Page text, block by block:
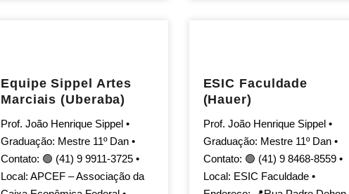
Equipe Sippel Artes
Marciais (Uberaba)
Prof. João Henrique Sippel •
Graduação: Mestre 11º Dan •
Contato: 🟢 (41) 9 9911-3725 •
Local: APCEF – Associação da
ESIC Faculdade
(Hauer)
Prof. João Henrique Sippel •
Graduação: Mestre 11º Dan •
Contato: 🟢 (41) 9 8468-8559 •
Local: ESIC Faculdade •